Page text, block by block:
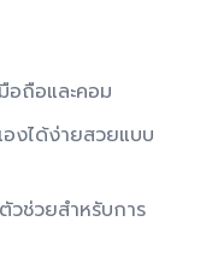
อถือและคอม
องได้ง่ายสวยแบบ
ช่วยสำหรับการ